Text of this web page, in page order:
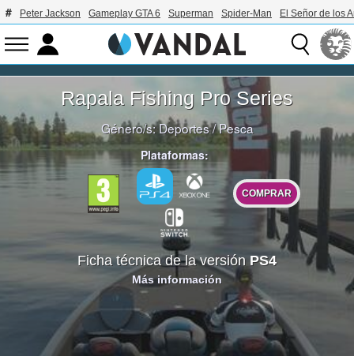
Peter Jackson Gameplay GTA 6 Superman Spider-Man El Señor de los
Rapala Fishing Pro Series
Género/s:Deportes/Pesca
Plataformas:
COMPRAR
Ficha técnica de la versión PS4
Más información